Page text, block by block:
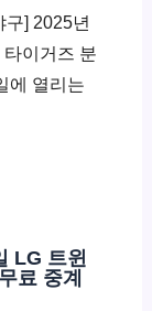
구] 2025년
이거즈 분
에 열리는
LG 트윈
료 중계